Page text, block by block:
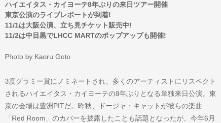
ハイエイタス・カイヨーテ8年ぶりの来日ツアー開催
東京公演のライブレポートが到着!
11/1は大阪公演、立ち見チケット販売中!
11/2は中目黒でLHCC MARTのポップアップも開催!
Photo by Kaoru Goto
3度グラミー賞にノミネートされ、多くのアーティストにリスペクト
されるハイエイタス・カイヨーテの8年ぶりとなる単独来日公演。東
京の会場は豊洲PITだ。昨秋、ドージャ・キャットが彼らの楽曲
「Red Room」のカバーを披露したことも話題となったが、今年6月